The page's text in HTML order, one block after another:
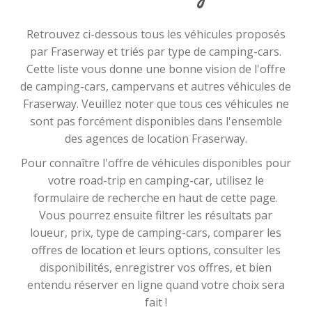
Retrouvez ci-dessous tous les véhicules proposés
par Fraserway et triés par type de camping-cars.
Cette liste vous donne une bonne vision de l'offre
de camping-cars, campervans et autres véhicules de
Fraserway. Veuillez noter que tous ces véhicules ne
sont pas forcément disponibles dans l'ensemble
des agences de location Fraserway.
Pour connaître l'offre de véhicules disponibles pour
votre road-trip en camping-car, utilisez le
formulaire de recherche en haut de cette page.
Vous pourrez ensuite filtrer les résultats par
loueur, prix, type de camping-cars, comparer les
offres de location et leurs options, consulter les
disponibilités, enregistrer vos offres, et bien
entendu réserver en ligne quand votre choix sera
fait !